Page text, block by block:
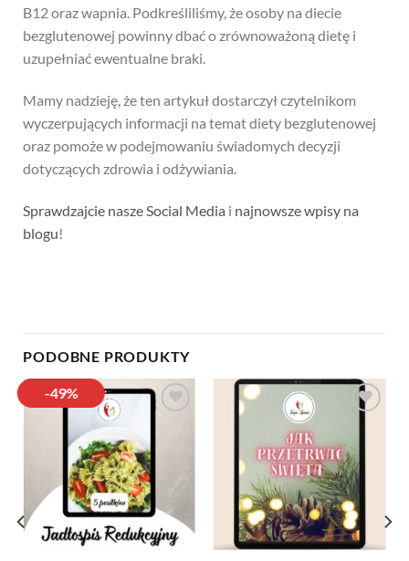
B12 oraz wapnia. Podkreśliliśmy, że osoby na diecie
bezglutenowej powinny dbać o zrównoważoną dietę i
uzupełniać ewentualne braki.
Mamy nadzieję, że ten artykuł dostarczył czytelnikom
wyczerpujących informacji na temat diety bezglutenowej
oraz pomoże w podejmowaniu świadomych decyzji
dotyczących zdrowia i odżywiania.
Sprawdzajcie nasze Social Media i najnowsze wpisy na
blogu!
PODOBNE PRODUKTY
-49%